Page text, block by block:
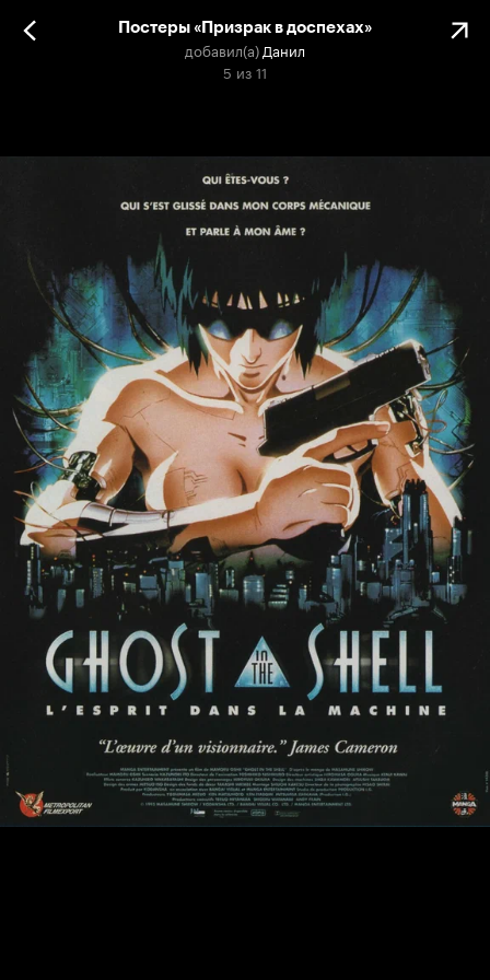
Постеры «Призрак в доспехах»
добавил(а) Данил
5 из 11